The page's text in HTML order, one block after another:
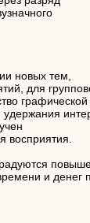
новых тем,
для
графической
и денег